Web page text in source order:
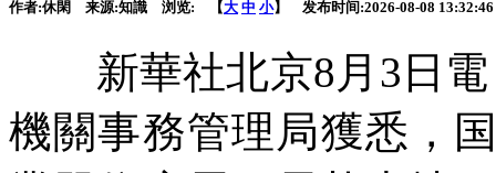
作者:休閑 来源:知識 浏览: 【大 中 小】 发布时间:2026-08-08 13:32:46
新華社北京8月3日電
機關事務管理局獲悉，